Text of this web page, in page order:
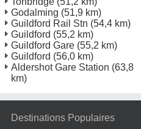
Godalming (51,9 km)
Guildford Rail Stn (54,4 km)
Guildford (55,2 km)
Guildford Gare (55,2 km)
Guildford (56,0 km)
Aldershot Gare Station (63,8
km)
Destinations Populaires